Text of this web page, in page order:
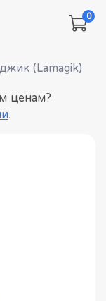
0
(Lamagik)
ценам?
.